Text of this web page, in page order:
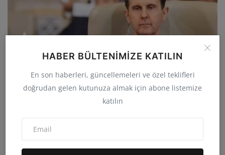
HABER BÜLTENIMIZE KATILIN
En son haberleri, güncellemeleri ve özel teklifleri
doğrudan gelen kutunuza almak için abone listemize
katılın
Fransa’dan Beşar Esad Hakkında 3. Kez Tutuklama
Emri Pa...